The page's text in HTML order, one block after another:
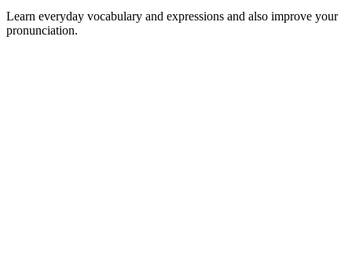
Learn everyday vocabulary and expressions and also improve your
pronunciation.